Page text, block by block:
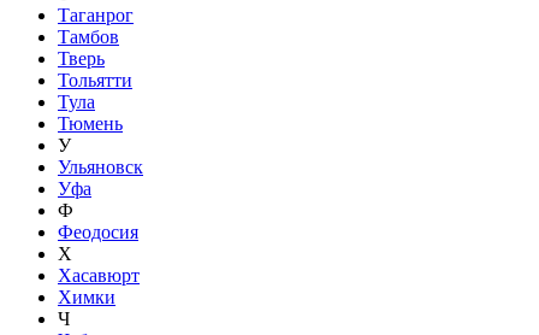
Таганрог
Тамбов
Тверь
Тольятти
Тула
Тюмень
У
Ульяновск
Уфа
Ф
Феодосия
Х
Хасавюрт
Химки
Ч